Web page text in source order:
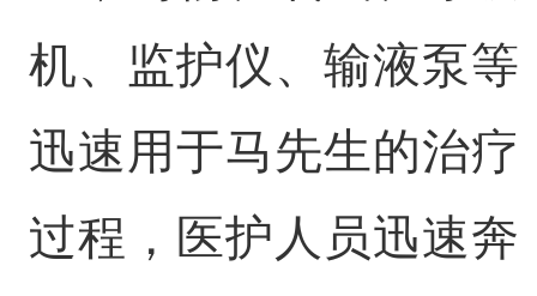
机、监护仪、输液泵等
迅速用于马先生的治疗
过程，医护人员迅速奔